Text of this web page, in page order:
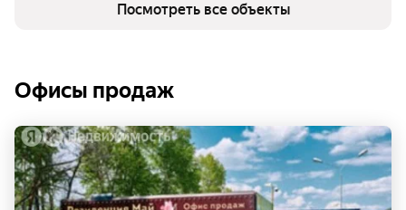
Посмотреть все объекты
Офисы продаж